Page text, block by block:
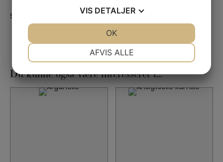
Sidetal: 180
Du kunne også være interesseret i...
VIS DETALJER
AFVIS ALLE
OK